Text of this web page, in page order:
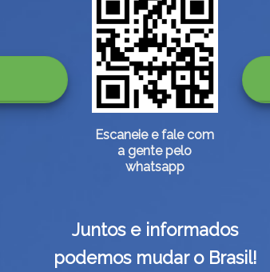
Escaneie e fale com
a gente pelo
whatsapp
Juntos e informados
podemos mudar o Brasil!